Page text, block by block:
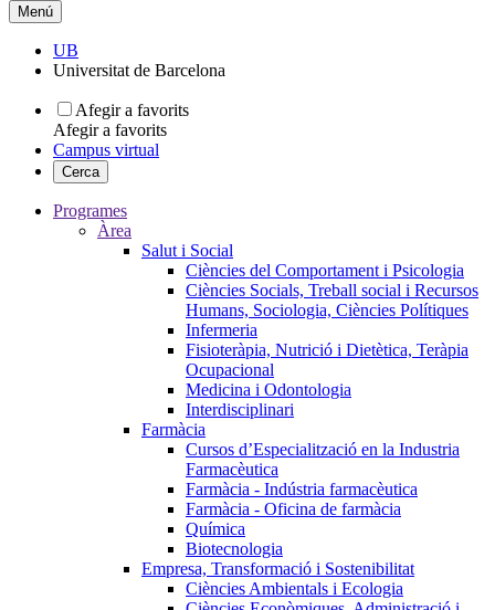
Menú
UB
Universitat de Barcelona
Afegir a favorits
Afegir a favorits
Campus virtual
Cerca
Programes
Àrea
Salut i Social
Ciències del Comportament i Psicologia
Ciències Socials, Treball social i Recursos
Humans, Sociologia, Ciències Polítiques
Infermeria
Fisioteràpia, Nutrició i Dietètica, Teràpia
Ocupacional
Medicina i Odontologia
Interdisciplinari
Farmàcia
Cursos d’Especialització en la Industria
Farmacèutica
Farmàcia - Indústria farmacèutica
Farmàcia - Oficina de farmàcia
Química
Biotecnologia
Empresa, Transformació i Sostenibilitat
Ciències Ambientals i Ecologia